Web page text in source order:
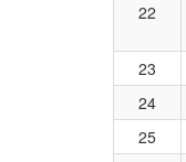
22
23
24
25